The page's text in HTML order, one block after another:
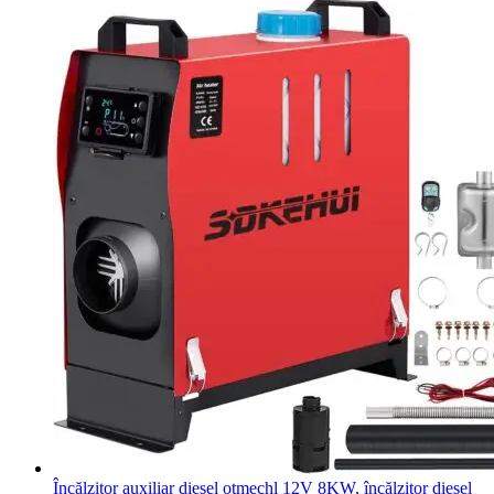
Încălzitor auxiliar diesel otmechl 12V 8KW, încălzitor diesel